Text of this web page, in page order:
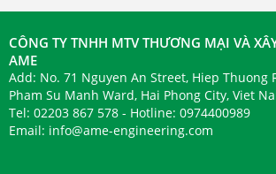
CÔNG TY TNHH MTV THƯƠNG MẠI VÀ
AME
Add: No. 71 Nguyen An Street, Hiep Thuong
Pham Su Manh Ward, Hai Phong City, Viet
Tel: 02203 867 578 - Hotline: 0974400989
Email: info@ame-engineering.com